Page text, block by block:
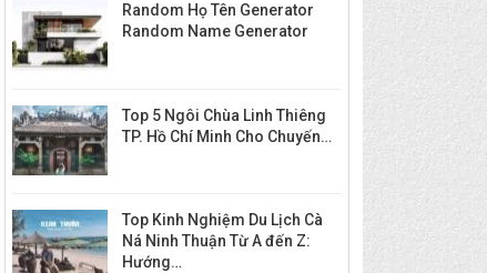
Random Họ Tên Generator
Random Name Generator
Top 5 Ngôi Chùa Linh Thiêng
TP. Hồ Chí Minh Cho Chuyến…
Top Kinh Nghiệm Du Lịch Cà
Ná Ninh Thuận Từ A đến Z:
Hướng…